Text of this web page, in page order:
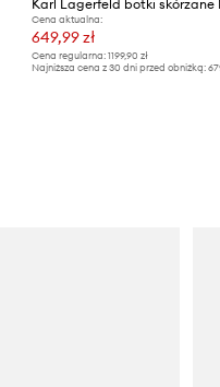
Karl Lagerfeld botki skórzane
Cena aktualna:
649,99 zł
Cena regularna:1199,90 zł
Najniższa cena z 30 dni przed obniżką: